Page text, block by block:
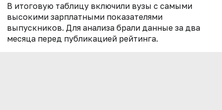
В итоговую таблицу включили вузы с самыми
высокими зарплатными показателями
выпускников. Для анализа брали данные за два
месяца перед публикацией рейтинга.